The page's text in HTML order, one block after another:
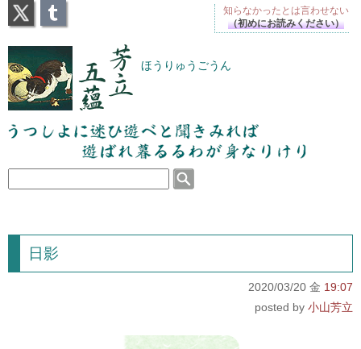
芳立五蘊 ほうりゅうごうん
うつしよに迷ひ遊べと聞きみれば遊ばれ暮るるわが
身なりけり
日影
2020/03/20 金 19:07
小山芳立
知らなかったとは言わせない
（初めにお読みください）
X Tumblr